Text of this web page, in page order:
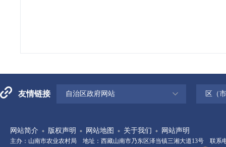
友情链接 自治区政府网站 区（
网站简介 版权声明 网站地图 关于我们 网站声明
主办：山南市农业农村局 地址：西藏山南市乃东区泽当镇三湘大道13号 联系电